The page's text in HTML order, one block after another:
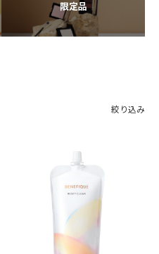
限定品
絞り込み